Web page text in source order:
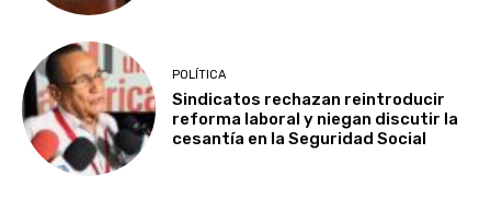
POLÍTICA
Sindicatos rechazan reintroducir
reforma laboral y niegan discutir la
cesantía en la Seguridad Social